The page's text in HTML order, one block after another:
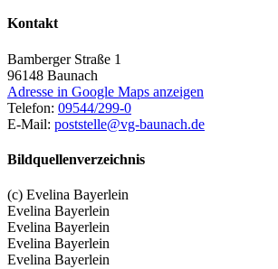
Kontakt
Bamberger Straße 1
96148 Baunach
Adresse in Google Maps anzeigen
Telefon: 09544/299-0
E-Mail: poststelle@vg-baunach.de
Bildquellenverzeichnis
(c) Evelina Bayerlein
Evelina Bayerlein
Evelina Bayerlein
Evelina Bayerlein
Evelina Bayerlein